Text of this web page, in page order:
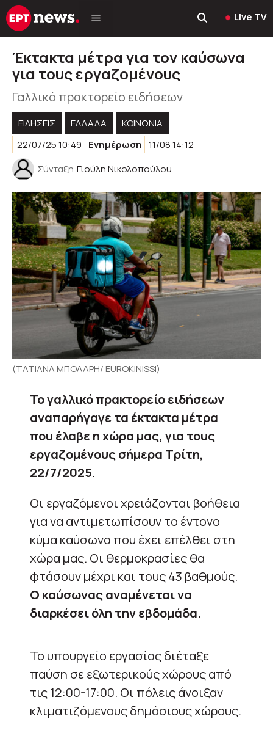
Μετάβαση
σε
Live TV
Έκτακτα μέτρα για τον καύσωνα
για τους εργαζομένους
Γαλλικό πρακτορείο ειδήσεων
ΕΙΔΗΣΕΙΣ ΕΛΛΑΔΑ
ΚΟΙΝΩΝΊΑ
22/07/25 10:49
Ενημέρωση 11/08 14:12
Σύνταξη Γιούλη Νικολοπούλου
(ΤΑΤΙΑΝΑ ΜΠΟΛΑΡΗ/ EUROKINISSI)
Το γαλλικό πρακτορείο ειδήσεων
αναπαρήγαγε τα έκτακτα μέτρα
που έλαβε η χώρα μας, για τους
εργαζομένους σήμερα Τρίτη,
22/7/2025.
Οι εργαζόμενοι χρειάζονται βοήθεια
για να αντιμετωπίσουν το έντονο
κύμα καύσωνα που έχει επέλθει στη
χώρα μας. Οι θερμοκρασίες θα
φτάσουν μέχρι και τους 43 βαθμούς.
Ο καύσωνας αναμένεται να
διαρκέσει όλη την εβδομάδα.
Το υπουργείο εργασίας διέταξε
παύση σε εξωτερικούς χώρους από
τις 12:00-17:00. Οι πόλεις άνοιξαν
κλιματιζόμενους δημόσιους χώρους.